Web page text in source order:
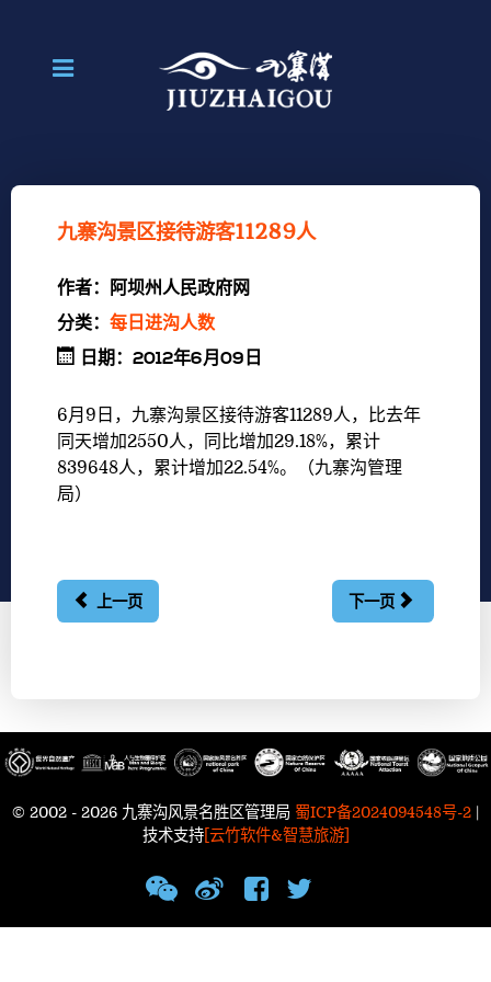
九寨沟景区接待游客11289人
作者：
阿坝州人民政府网
分类： 每日进沟人数
日期：2012年6月09日
6月9日，九寨沟景区接待游客11289人，比去年
同天增加2550人，同比增加29.18%，累计
839648人，累计增加22.54%。（九寨沟管理
局）
上一页 下一页
© 2002 - 2026 九寨沟风景名胜区管理局 蜀ICP备2024094548号-2 |
技术支持[云竹软件&智慧旅游]